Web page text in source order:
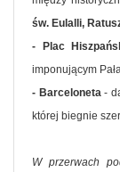
św. Eulalli,
- Plac
imponującym
- Barceloneta-
której biegnie
W przerwach